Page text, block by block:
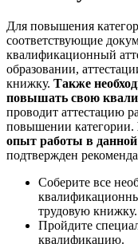
Для повышения
соответствующие
квалификационный
образовании,
книжку. Также
повышать свою
проводит аттестацию
повышении категории.
опыт работы в данной
подтвержден
Соберите все
трудовую книжку.
Пройдите
квалификацию.